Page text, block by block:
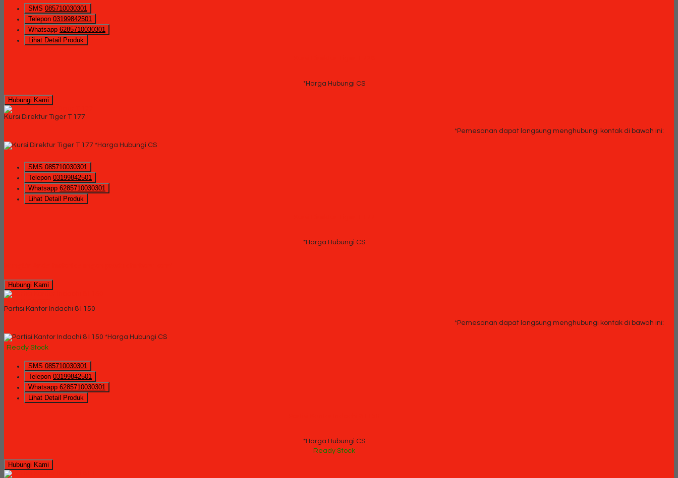
SMS 085710030301
Telepon 03199842501
Whatsapp 6285710030301
Lihat Detail Produk
*Harga Hubungi CS
Hubungi Kami
Kursi Direktur Tiger T 177
*Pemesanan dapat langsung menghubungi kontak di bawah ini:
*Harga Hubungi CS
SMS 085710030301
Telepon 03199842501
Whatsapp 6285710030301
Lihat Detail Produk
*Harga Hubungi CS
Hubungi Kami
Partisi Kantor Indachi 8 I 150
*Pemesanan dapat langsung menghubungi kontak di bawah ini:
*Harga Hubungi CS
Ready Stock
SMS 085710030301
Telepon 03199842501
Whatsapp 6285710030301
Lihat Detail Produk
*Harga Hubungi CS
Ready Stock
Hubungi Kami